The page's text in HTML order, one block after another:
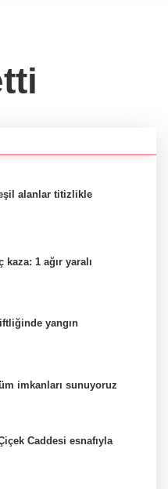
alanlar titizlikle
1 ağır yaralı
yangın
imkanları sunuyoruz
Caddesi esnafıyla